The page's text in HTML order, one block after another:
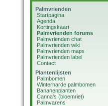
Palmvrienden
Startpagina
Agenda
Kortingskaart
Palmvrienden forums
Palmvrienden chat
Palmvrienden wiki
Palmvrienden maps
Palmvrienden label
Contact
Plantenlijsten
Palmbomen
Winterharde palmbomen
Bananenplanten
Canna's (bloemriet)
Palmvarens